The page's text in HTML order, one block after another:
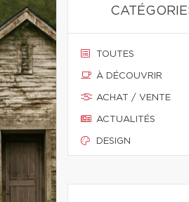
TOUTES
À DÉCOUVRIR
ACHAT / VENTE
ACTUALITÉS
DESIGN